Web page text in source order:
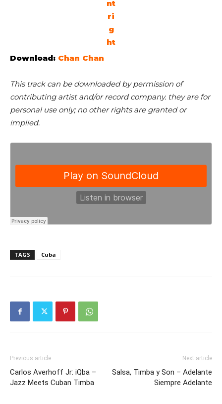
Download: Chan Chan
This track can be downloaded by permission of
contributing artist and/or record company. they are for
personal use only; no other rights are granted or
implied.
TAGS Cuba
Previous article
Carlos Averhoff Jr: iQba –
Jazz Meets Cuban Timba
Next article
Salsa, Timba y Son – Adelante
Siempre Adelante